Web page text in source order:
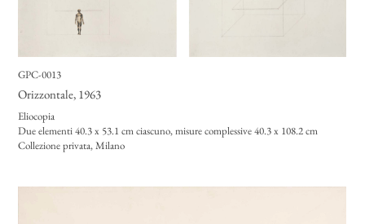
GPC-0013
Orizzontale, 1963
Eliocopia
Due elementi 40.3 x 53.1 cm ciascuno, misure complessive 40.3 x 108.2 cm
Collezione privata, Milano